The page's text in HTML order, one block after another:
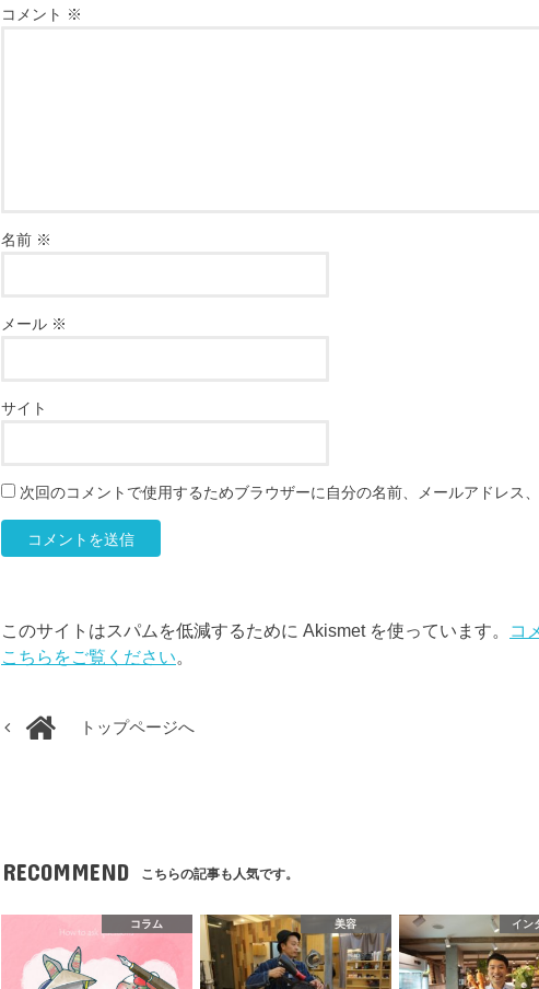
コメント ※
名前 ※
メール ※
サイト
次回のコメントで使用するためブラウザーに自分の名前、メールアドレス
このサイトはスパムを低減するために Akismet を使っています。
コ
こちらをご覧ください。
トップページへ
RECOMMEND こちらの記事も人気です。
コラム 美容 イン